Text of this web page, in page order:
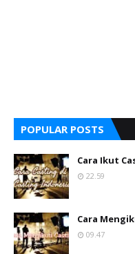
POPULAR POSTS
Cara Ikut
22.59
Cara
09.47